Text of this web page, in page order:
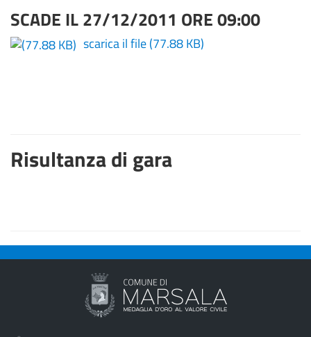
SCADE IL 27/12/2011 ORE 09:00
scarica il file(77.88 KB)
Risultanza di gara